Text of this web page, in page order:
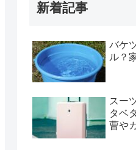
新着記事
バケ
ル？
スー
タベ
曹や